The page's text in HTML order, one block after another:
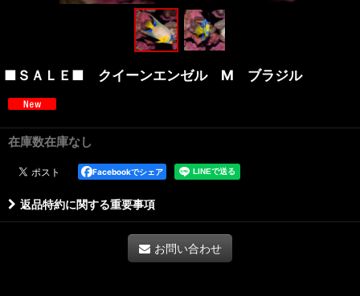
■ＳＡＬＥ■ クイーンエンゼル M ブラジル
在庫数在庫なし
Facebookでシェア
返品特約に関する重要事項
お問い合わせ